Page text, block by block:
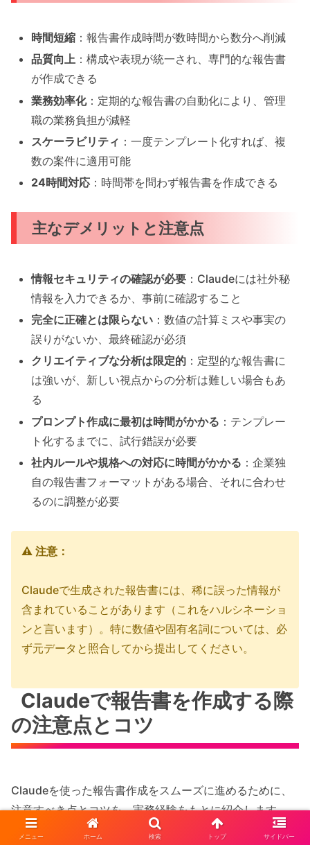
時間短縮 ：報告書作成時間が数時間から数分へ削減
品質向上 ：構成や表現が統一され、専門的な報告書
が作成できる
業務効率化：定期的な報告書の自動化により、管理
職の業務負担が減軽
スケーラビリティ ：一度テンプレート化すれば、複
数の案件に適用可能
24時間対応 ：時間帯を問わず報告書を作成できる
主なデメリットと注意点
情報セキュリティの確認が必要 ：Claudeには社外秘
情報を入力できるか、事前に確認すること
完全に正確とは限らない ：数値の計算ミスや事実の
誤りがないか、最終確認が必須
クリエイティブな分析は限定的 ：定型的な報告書に
は強いが、新しい視点からの分析は難しい場合もあ
る
プロンプト作成に最初は時間がかかる ：テンプレー
ト化するまでに、試行錯誤が必要
社内ルールや規格への対応に時間がかかる ：企業独
自の報告書フォーマットがある場合、それに合わせ
るのに調整が必要
⚠️ 注意：
Claudeで生成された報告書には、稀に誤った情報が
含まれていることがあります（これをハルシネーショ
ンと言います）。特に数値や固有名詞については、必
ず元データと照合してから提出してください。
Claudeで報告書を作成する際
の注意点とコツ
Claudeを使った報告書作成をスムーズに進めるために、
注意すべき点とコツを、実務経験をもとに紹介します。
メニュー ホーム 検索 トップ サイドバー